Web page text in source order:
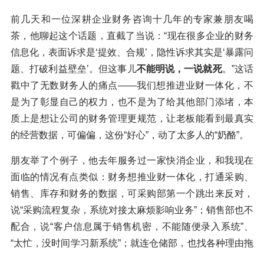
前几天和一位深耕企业财务咨询十几年的专家兼朋友喝
茶，他聊起这个话题，直截了当说：“现在很多企业的财务
信息化，表面诉求是‘提效、合规’，隐性诉求其实是‘暴露问
题、打破利益壁垒’。但这事儿不能明说，一说就死。”这话
戳中了无数财务人的痛点——我们想推进业财一体化，不
是为了彰显自己的权力，也不是为了给其他部门添堵，本
质上是想让公司的财务管理更规范，让老板能看到最真实
的经营数据，可偏偏，这份“好心”，动了太多人的“奶酪”。
朋友举了个例子，他去年服务过一家快消企业，和我现在
面临的情况有点类似：财务想推业财一体化，打通采购、
销售、库存和财务的数据，可采购部第一个跳出来反对，
说“采购流程复杂，系统对接太麻烦影响业务”；销售部也不
配合，说“客户信息属于销售机密，不能随便录入系统”、
“太忙，没时间学习新系统”；就连仓储部，也找各种理由拖